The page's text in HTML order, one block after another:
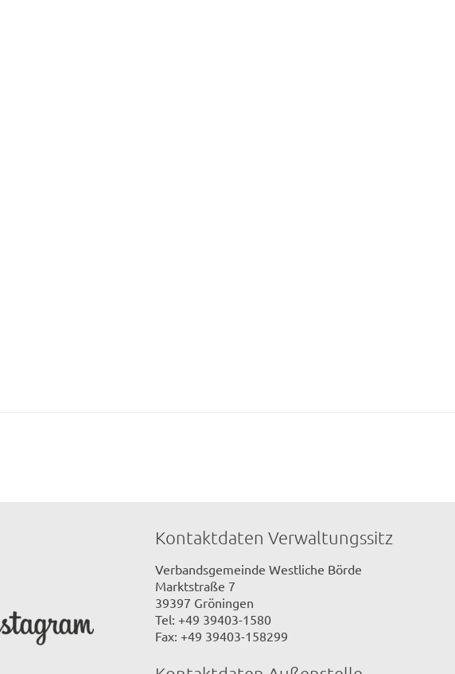
Kontaktdaten Verwaltungssitz
Verbandsgemeinde Westliche Börde
Marktstraße 7
39397 Gröningen
Tel: +49 39403-1580
Fax: +49 39403-158299